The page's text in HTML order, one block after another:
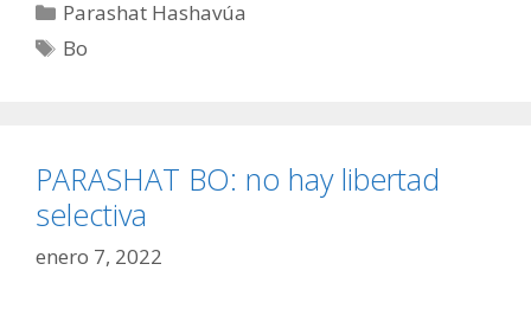
Categorías
Parashat Hashavúa
Etiquetas
Bo
PARASHAT BO: no hay libertad
selectiva
enero 7, 2022